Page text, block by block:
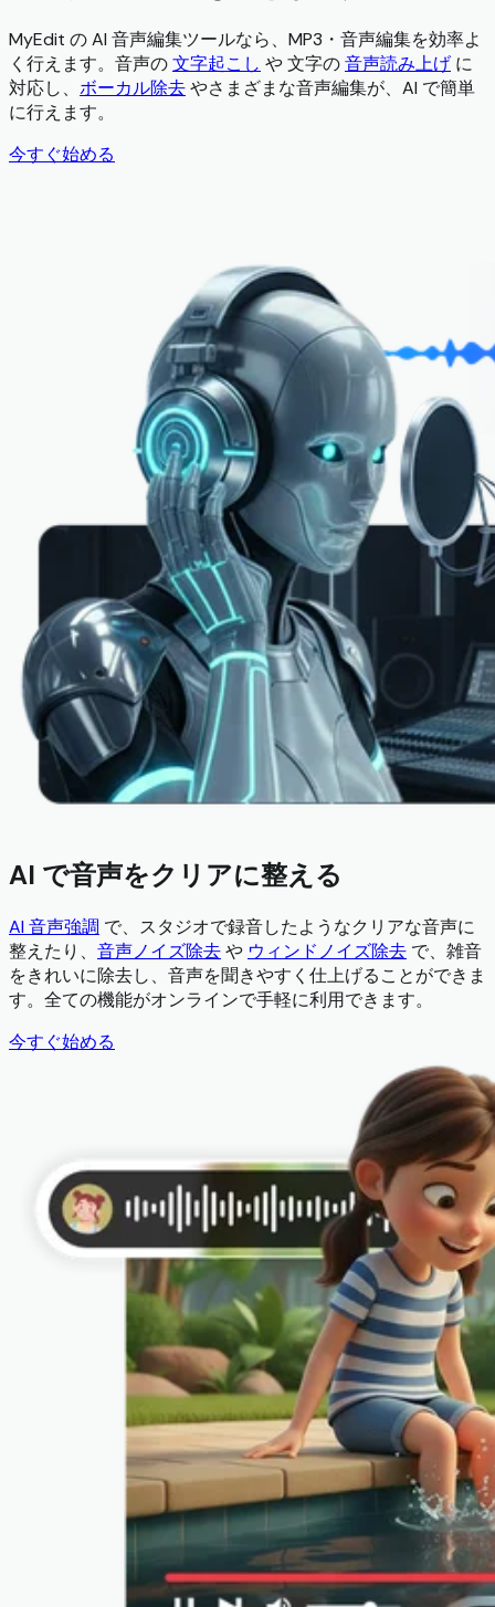
MyEdit の AI 音声編集ツールなら、MP3・音声編集を効率よ
く行えます。音声の文字起こし や 文字の音声読み上げ に
対応し、 ボーカル除去やさまざまな音声編集が、AI で簡単
に行えます。
今すぐ始める
AI で音声をクリアに整える
AI 音声強調 で、スタジオで録音したようなクリアな音声に
整えたり、 音声ノイズ除去や ウィンドノイズ除去 で、雑音
をきれいに除去し、音声を聞きやすく仕上げることができま
す。全ての機能がオンラインで手軽に利用できます。
今すぐ始める